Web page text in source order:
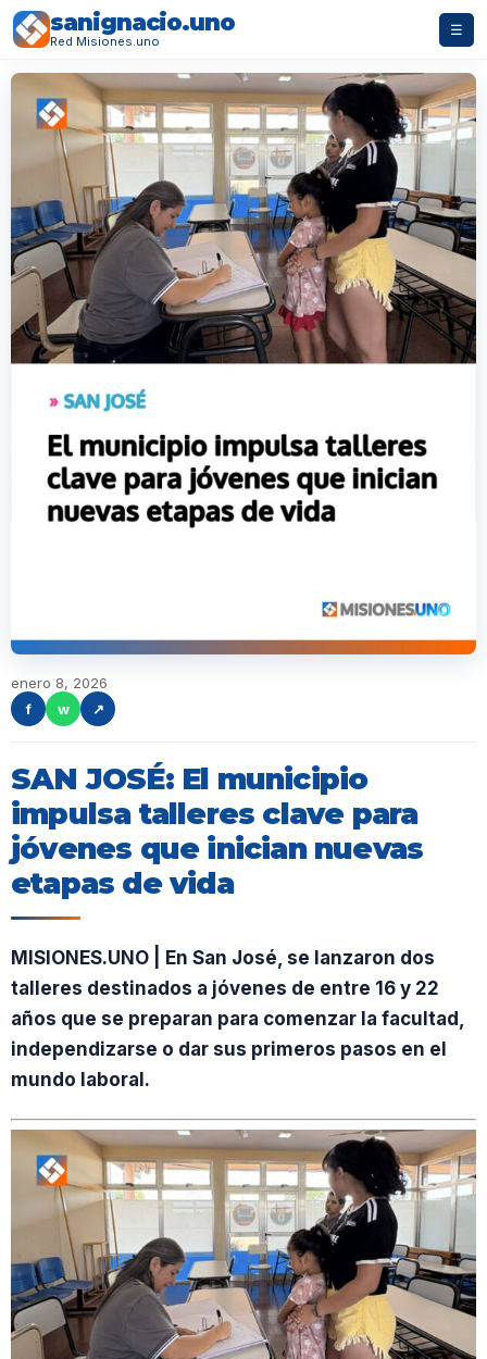
sanignacio.uno
Red Misiones.uno
☰
enero 8, 2026
f
w ↗
SAN JOSÉ: El municipio
impulsa talleres clave para
jóvenes que inician nuevas
etapas de vida
MISIONES.UNO | En San José, se lanzaron dos
talleres destinados a jóvenes de entre 16 y 22
años que se preparan para comenzar la facultad,
independizarse o dar sus primeros pasos en el
mundo laboral.